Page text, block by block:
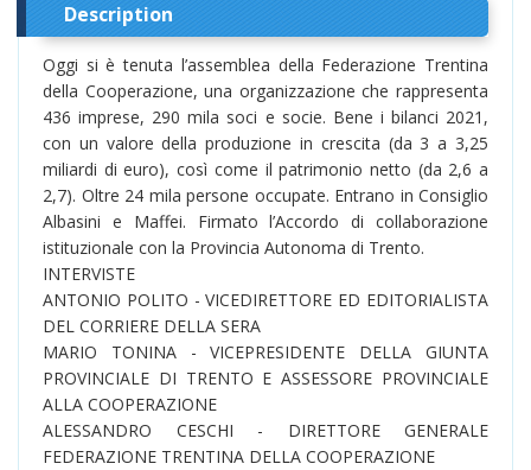
Description
Oggi si è tenuta l’assemblea della Federazione Trentina
della Cooperazione, una organizzazione che rappresenta
436 imprese, 290 mila soci e socie. Bene i bilanci 2021,
con un valore della produzione in crescita (da 3 a 3,25
miliardi di euro), così come il patrimonio netto (da 2,6 a
2,7). Oltre 24 mila persone occupate. Entrano in Consiglio
Albasini e Maffei. Firmato l’Accordo di collaborazione
istituzionale con la Provincia Autonoma di Trento.
INTERVISTE
ANTONIO POLITO - VICEDIRETTORE ED EDITORIALISTA
DEL CORRIERE DELLA SERA
MARIO TONINA - VICEPRESIDENTE DELLA GIUNTA
PROVINCIALE DI TRENTO E ASSESSORE PROVINCIALE
ALLA COOPERAZIONE
ALESSANDRO CESCHI - DIRETTORE GENERALE
FEDERAZIONE TRENTINA DELLA COOPERAZIONE